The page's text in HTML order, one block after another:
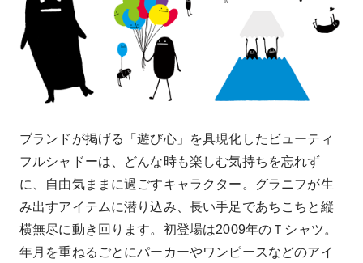
ブランドが掲げる「遊び心」を具現化したビューティ
フルシャドーは、どんな時も楽しむ気持ちを忘れず
に、自由気ままに過ごすキャラクター。グラニフが生
み出すアイテムに潜り込み、長い手足であちこちと縦
横無尽に動き回ります。初登場は2009年のＴシャツ。
年月を重ねるごとにパーカーやワンピースなどのアイ